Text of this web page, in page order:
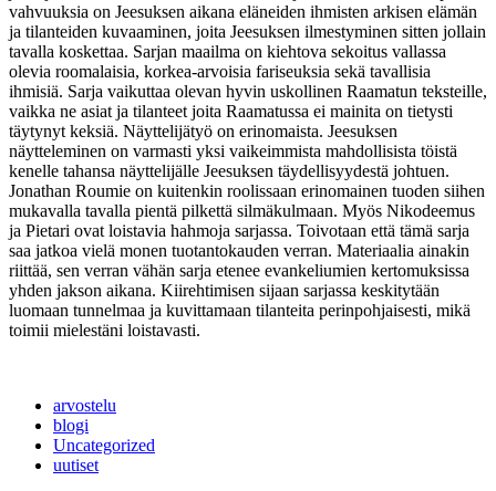
vahvuuksia on Jeesuksen aikana eläneiden ihmisten arkisen elämän
ja tilanteiden kuvaaminen, joita Jeesuksen ilmestyminen sitten jollain
tavalla koskettaa. Sarjan maailma on kiehtova sekoitus vallassa
olevia roomalaisia, korkea-arvoisia fariseuksia sekä tavallisia
ihmisiä. Sarja vaikuttaa olevan hyvin uskollinen Raamatun teksteille,
vaikka ne asiat ja tilanteet joita Raamatussa ei mainita on tietysti
täytynyt keksiä. Näyttelijätyö on erinomaista. Jeesuksen
näytteleminen on varmasti yksi vaikeimmista mahdollisista töistä
kenelle tahansa näyttelijälle Jeesuksen täydellisyydestä johtuen.
Jonathan Roumie on kuitenkin roolissaan erinomainen tuoden siihen
mukavalla tavalla pientä pilkettä silmäkulmaan. Myös Nikodeemus
ja Pietari ovat loistavia hahmoja sarjassa. Toivotaan että tämä sarja
saa jatkoa vielä monen tuotantokauden verran. Materiaalia ainakin
riittää, sen verran vähän sarja etenee evankeliumien kertomuksissa
yhden jakson aikana. Kiirehtimisen sijaan sarjassa keskitytään
luomaan tunnelmaa ja kuvittamaan tilanteita perinpohjaisesti, mikä
toimii mielestäni loistavasti.
arvostelu
blogi
Uncategorized
uutiset